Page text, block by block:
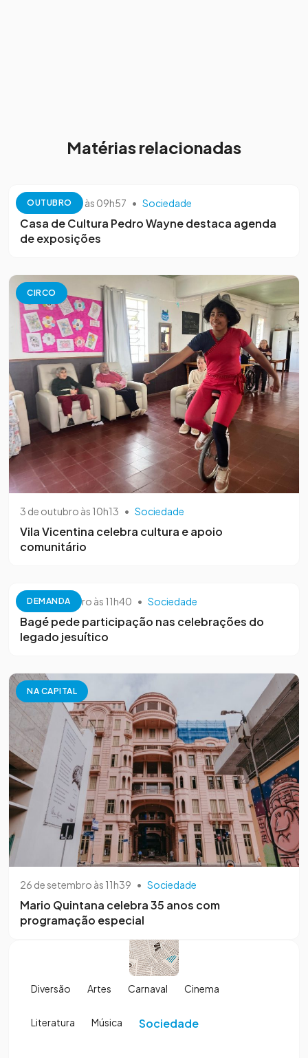
Matérias relacionadas
OUTUBRO
13 de outubro às 09h57 • Sociedade
Casa de Cultura Pedro Wayne destaca agenda
de exposições
CIRCO
3 de outubro às 10h13 • Sociedade
Vila Vicentina celebra cultura e apoio
comunitário
DEMANDA
26 de setembro às 11h40 • Sociedade
Bagé pede participação nas celebrações do
legado jesuítico
NA CAPITAL
26 de setembro às 11h39 • Sociedade
Mario Quintana celebra 35 anos com
programação especial
Diversão Artes Carnaval Cinema
Literatura Música Sociedade